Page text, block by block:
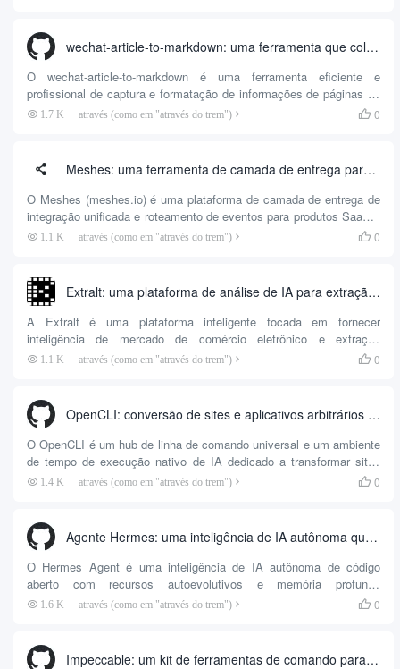
procedimentais e da API Large Language Model (LLM). Seu
mecanismo de trabalho principal consiste em três estágios:
primeiro, por...
wechat-article-to-markdown: uma ferramenta que coleta automaticamente artigos do WeChat e os converte no formato Markdown
O wechat-article-to-markdown é uma ferramenta eficiente e
profissional de captura e formatação de informações de páginas da
Web, cujo código-fonte é aberto pelo desenvolvedor jackwener. O
formatação secundária, os usuários só precisam passar um simples
comando de linha de comando...
1.7 K através (como em "através do trem")  0
Meshes: uma ferramenta de camada de entrega para gerenciamento unificado de integração de SaaS e roteamento de incidentes
O Meshes (meshes.io) é uma plataforma de camada de entrega de
integração unificada e roteamento de eventos para produtos SaaS e
equipes de engenharia. No modelo de desenvolvimento tradicional,
Mailchimp etc.) geralmente requer a...
1.1 K através (como em "através do trem")  0
Extralt: uma plataforma de análise de IA para extração estruturada de dados de commodities de comércio eletrônico e inteligência de mercado na Web
A Extralt é uma plataforma inteligente focada em fornecer
inteligência de mercado de comércio eletrônico e extração
estruturada de dados de produtos. Como as ferramentas
grandes modelos de linguagem é lenta e cara, a Extralt oferece uma
solução inovadora. A plataforma utiliza IA na fase de construção...
1.1 K através (como em "através do trem")  0
OpenCLI: conversão de sites e aplicativos arbitrários em um hub de controle de corpo de inteligência de IA com a interface de linha de comando padrão
O OpenCLI é um hub de linha de comando universal e um ambiente
de tempo de execução nativo de IA dedicado a transformar sites
arbitrários, sessões de navegador, binários locais e aplicativos de
para Bilibili, Zhihu, Xiao...
1.4 K através (como em "através do trem")  0
Agente Hermes: uma inteligência de IA autônoma que suporta a autoevolução e o acesso entre plataformas
O Hermes Agent é uma inteligência de IA autônoma de código
aberto com recursos autoevolutivos e memória profunda
desenvolvida pela Nous Research, uma renomada organização de
baseados em um único modelo de API, o Hermes A...
1.6 K através (como em "através do trem")  0
Impeccable: um kit de ferramentas de comando para melhorar a qualidade do design de front-end do assistente de IA